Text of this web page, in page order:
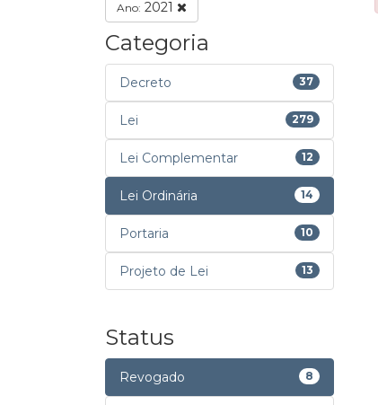
Ano: 2021
Categoria
Decreto 37
Lei 279
Lei Complementar 12
Lei Ordinária 14
Portaria 10
Projeto de Lei 13
Status
Revogado 8